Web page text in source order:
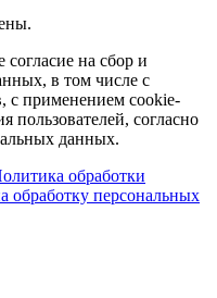
на сбор и
в том числе с
с применением cookie-
пользователей, согласно
данных.
обработки
обработку персональных